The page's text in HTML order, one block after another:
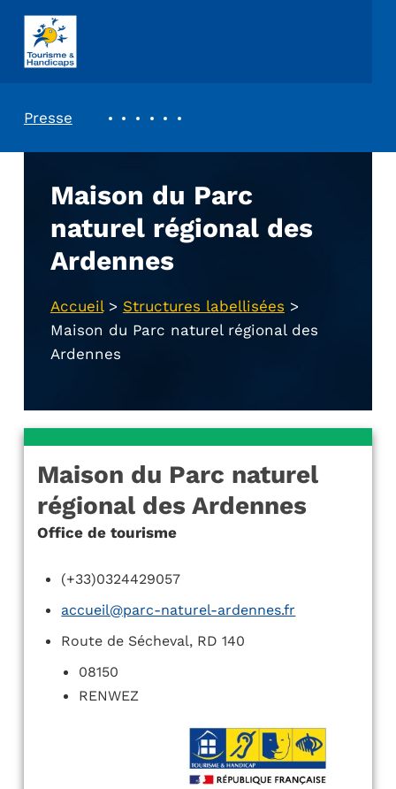
ASSOCIATION TOURISME ET HANDICAPS
Presse
Maison du Parc
naturel régional des
Ardennes
Accueil> Structures labellisées >
Maison du Parc naturel régional des
Ardennes
Maison du Parc naturel
régional des Ardennes
Office de tourisme
(+33)0324429057
accueil@parc-naturel-ardennes.fr
Route de Sécheval, RD 140
08150
RENWEZ